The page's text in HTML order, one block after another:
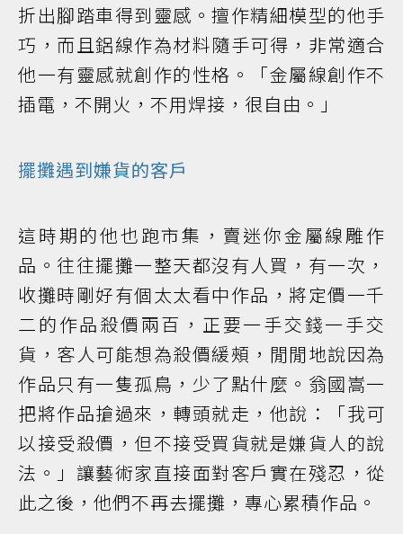
折出腳踏車得到靈感。擅作精細模型的他手
巧，而且鋁線作為材料隨手可得，非常適合
他一有靈感就創作的性格。「金屬線創作不
插電，不開火，不用焊接，很自由。」
擺攤遇到嫌貨的客戶
這時期的他也跑市集，賣迷你金屬線雕作
品。往往擺攤一整天都沒有人買，有一次，
收攤時剛好有個太太看中作品，將定價一千
二的作品殺價兩百，正要一手交錢一手交
貨，客人可能想為殺價緩頰，閒閒地說因為
作品只有一隻孤鳥，少了點什麼。翁國嵩一
把將作品搶過來，轉頭就走，他說：「我可
以接受殺價，但不接受買貨就是嫌貨人的說
法。」讓藝術家直接面對客戶實在殘忍，從
此之後，他們不再去擺攤，專心累積作品。